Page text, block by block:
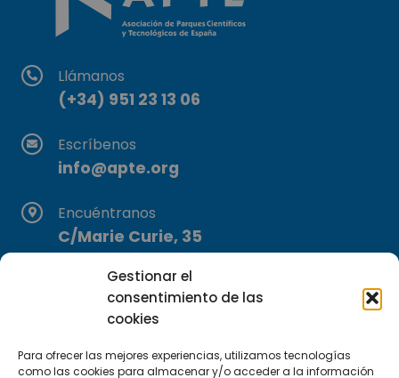
Gestionar el
consentimiento de las
cookies
Para ofrecer las mejores experiencias, utilizamos tecnologías
como las cookies para almacenar y/o acceder a la información
Llámanos
(+34) 951 23 13 06
Escríbenos
info@apte.org
Encuéntranos
C/Marie Curie, 35